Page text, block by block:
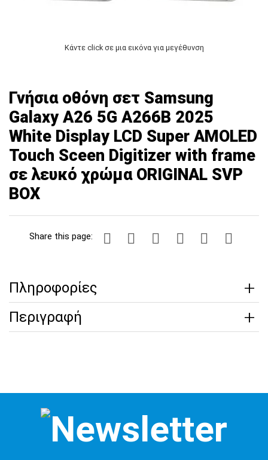
Κάντε click σε μια εικόνα για μεγέθυνση
Γνήσια οθόνη σετ Samsung
Galaxy A26 5G A266B 2025
White Display LCD Super AMOLED
Touch Sceen Digitizer with frame
σε λευκό χρώμα ORIGINAL SVP
BOX
Share this page:
Πληροφορίες
Περιγραφή